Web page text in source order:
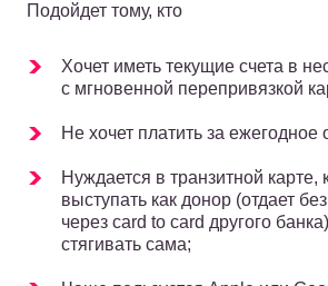
Подойдет тому, кто
Хочет иметь текущие счета в
с мгновенной перепривязкой
Не хочет платить за ежегодное
Нуждается в транзитной карте,
выступать как донор (отдает
через card to card другого
стягивать сама;